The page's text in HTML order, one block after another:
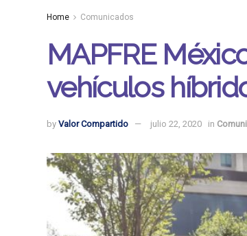
Home Comunicados
MAPFRE
vehículos
by Valor Compartido julio 22, 2020 in